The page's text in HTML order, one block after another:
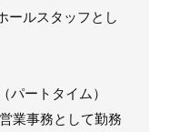
フとし
ートタイム）
て勤務